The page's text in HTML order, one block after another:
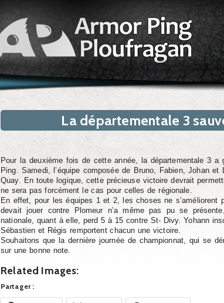
La départementale 3
Pour la deuxième fois de cette année, la départementale 3 a
Ping. Samedi, l’équipe composée de Bruno, Fabien, Johan
Quay. En toute logique, cette précieuse victoire devrait
ne sera pas forcément le cas pour celles de régionale.
En effet, pour les équipes 1 et 2, les choses ne s’améliorent
devait jouer contre Plomeur n’a même pas pu se
nationale, quant à elle, perd 5 à 15 contre St- Divy. Yohann
Sébastien et Régis remportent chacun une victoire.
Souhaitons que la dernière journée de championnat, qui se
sur une bonne note.
Related Images:
Partager :